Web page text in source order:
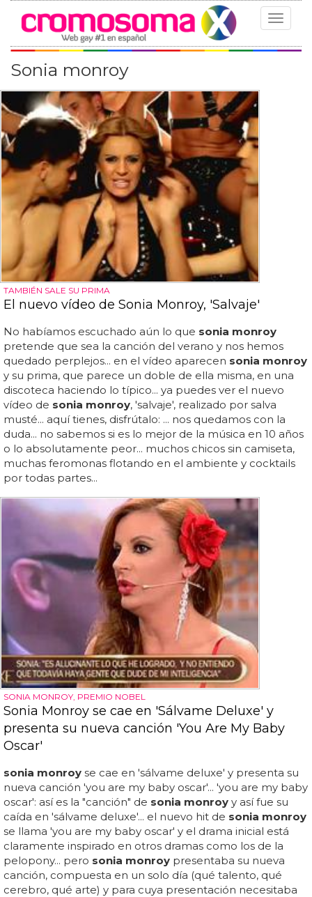
Toggle
Sonia monroy
TAMBIÉN SALE SU PRIMA
El nuevo vídeo de Sonia Monroy, 'Salvaje'
No habíamos escuchado aún lo que sonia monroy
pretende que sea la canción del verano y nos hemos
quedado perplejos... en el vídeo aparecen sonia monroy
y su prima, que parece un doble de ella misma, en una
discoteca haciendo lo típico... ya puedes ver el nuevo
vídeo de sonia monroy, 'salvaje', realizado por salva
musté... aquí tienes, disfrútalo: ... nos quedamos con la
duda... no sabemos si es lo mejor de la música en 10 años
o lo absolutamente peor... muchos chicos sin camiseta,
muchas feromonas flotando en el ambiente y cocktails
por todas partes...
SONIA MONROY, PREMIO NOBEL
Sonia Monroy se cae en 'Sálvame Deluxe' y
presenta su nueva canción 'You Are My Baby
Oscar'
sonia monroy se cae en 'sálvame deluxe' y presenta su
nueva canción 'you are my baby oscar'... 'you are my baby
oscar': así es la "canción" de sonia monroy y así fue su
caída en 'sálvame deluxe'... el nuevo hit de sonia monroy
se llama 'you are my baby oscar' y el drama inicial está
claramente inspirado en otros dramas como los de la
pelopony... pero sonia monroy presentaba su nueva
canción, compuesta en un solo día (qué talento, qué
cerebro, qué arte) y para cuya presentación necesitaba